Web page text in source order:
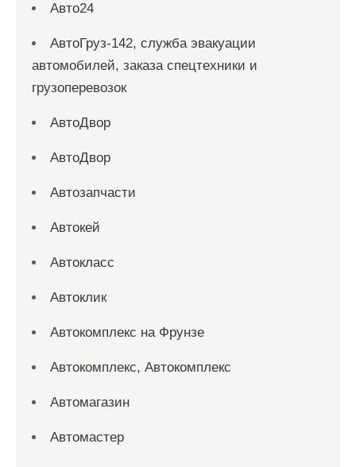
Авто24
АвтоГруз-142, служба эвакуации
автомобилей, заказа спецтехники и
грузоперевозок
АвтоДвор
АвтоДвор
Автозапчасти
Автокей
Автокласс
Автоклик
Автокомплекс на Фрунзе
Автокомплекс, Автокомплекс
Автомагазин
Автомастер